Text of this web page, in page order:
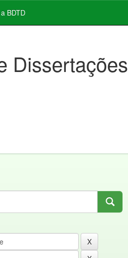
BDTD
Dissertações